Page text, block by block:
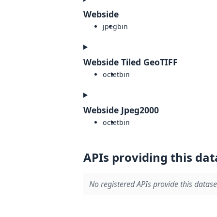
Webside
jpegbin
Webside Tiled GeoTIFF
octetbin
Webside Jpeg2000
octetbin
APIs providing this
No registered APIs provide this